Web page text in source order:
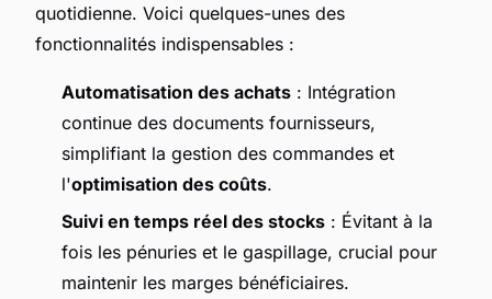
quotidienne. Voici quelques-unes des
fonctionnalités indispensables :
Automatisation des achats : Intégration
continue des documents fournisseurs,
simplifiant la gestion des commandes et
l'optimisation des coûts.
Suivi en temps réel des stocks : Évitant à la
fois les pénuries et le gaspillage, crucial pour
maintenir les marges bénéficiaires.